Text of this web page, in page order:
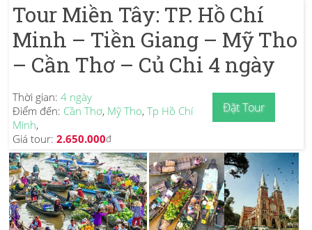
Tour Miền Tây: TP. Hồ Chí
Minh – Tiền Giang – Mỹ Tho
– Cần Thơ – Củ Chi 4 ngày
Thời gian:4 ngày
Điểm đến: Cần Thơ, Mỹ Tho,Tp Hồ Chí
Minh,
Giá tour:2.650.000đ
Đặt Tour